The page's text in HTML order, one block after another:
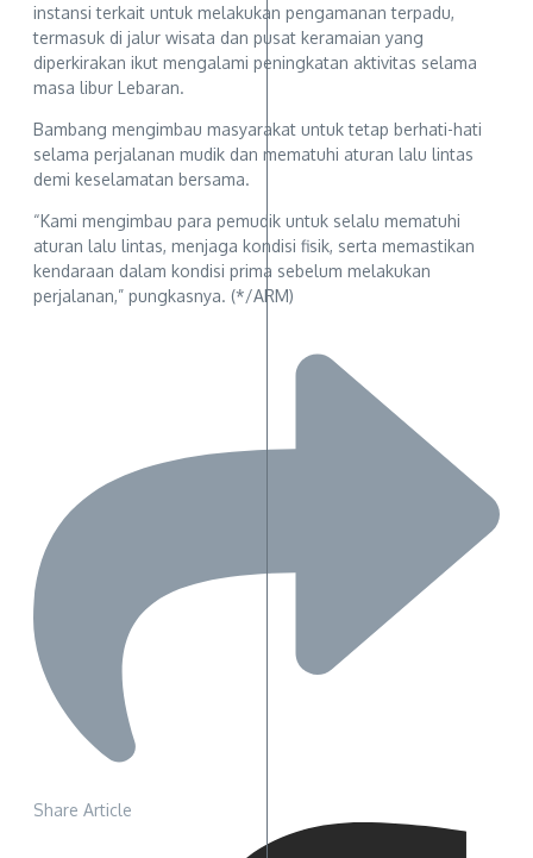
instansi terkait untuk melakukan pengamanan terpadu,
termasuk di jalur wisata dan pusat keramaian yang
diperkirakan ikut mengalami peningkatan aktivitas selama
masa libur Lebaran.
Bambang mengimbau masyarakat untuk tetap berhati-hati
selama perjalanan mudik dan mematuhi aturan lalu lintas
demi keselamatan bersama.
“Kami mengimbau para pemudik untuk selalu mematuhi
aturan lalu lintas, menjaga kondisi fisik, serta memastikan
kendaraan dalam kondisi prima sebelum melakukan
perjalanan,” pungkasnya. (*/ARM)
Share Article